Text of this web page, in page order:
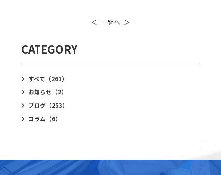
＜ 一覧へ ＞
CATEGORY
すべて （261）
お知らせ （2）
ブログ（253）
コラム （6）